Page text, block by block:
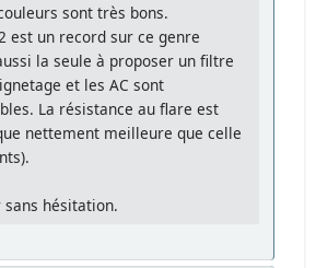
sont très bons.
est un record sur ce genre
la seule à proposer un filtre
et les AC sont
La résistance au flare est
nettement meilleure que celle
hésitation.